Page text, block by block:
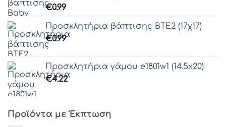
€0.99
Προσκλητήρια βάπτισης ΒΤΕ2 (17χ17)
€0.99
Προσκλητήρια γάμου e1801w1 (14.5x20)
€4.22
Προϊόντα με Έκπτωση